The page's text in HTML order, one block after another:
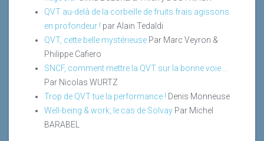
QVT au-delà de la corbeille de fruits frais agissons
en profondeur ! par Alain Tedaldi
QVT, cette belle mystérieuse Par Marc Veyron &
Philippe Cafiero
SNCF, comment mettre la QVT sur la bonne voie ...
Par Nicolas WURTZ
Trop de QVT tue la performance ! Denis Monneuse
Well-being & work, le cas de Solvay Par Michel
BARABEL